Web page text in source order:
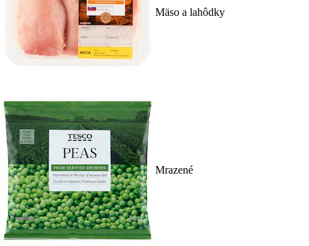
Mäso a lahôdky
Mrazené